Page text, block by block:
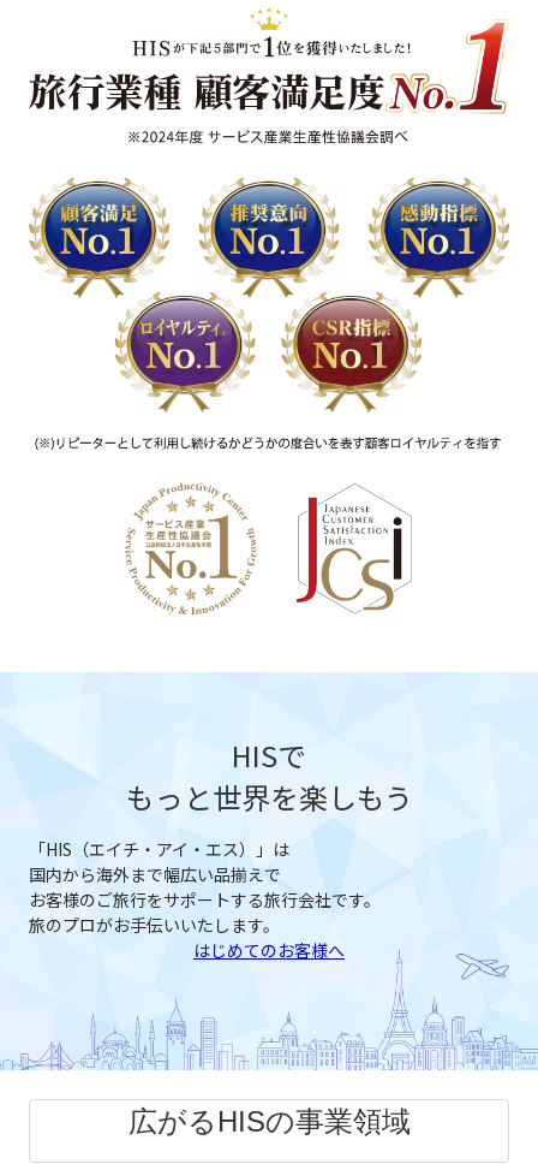
HISで
もっと世界を楽しもう
「HIS（エイチ・アイ・エス）」は
国内から海外まで幅広い品揃えで
お客様のご旅行をサポートする旅行会社です。
旅のプロがお手伝いいたします。
はじめてのお客様へ
広がるHISの事業領域